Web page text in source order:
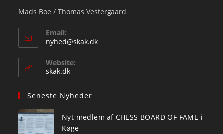
Mads Boe / Thomas Vestergaard
Email:
nyhed@skak.dkOpens
Website:
skak.dk
Seneste Nyheder
Nyt medlem af CHESS BOARD OF FAME i
Køge